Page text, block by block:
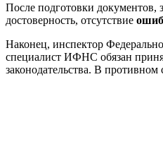
После подготовки документов,
достоверность, отсутствие
Наконец, инспектор
специалист ИФНС обязан
законодательства. В